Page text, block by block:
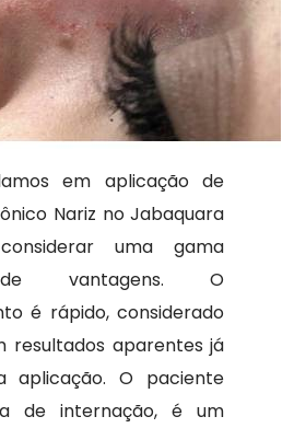
em aplicação de
Nariz no Jabaquara
uma gama
vantagens. O
é rápido, considerado
resultados aparentes já
aplicação. O paciente
de internação, é um